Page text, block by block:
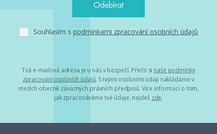
Souhlasím s podmínkami zpracování osobních údajů
Tvá e-mailová adresa je u nás v bezpečí. Přečti si naše podmínky
zpracování osobních údajů. S tvými osobními údaji nakládáme v
mezích obecně závazných právních předpisů. Více informací o tom,
jak zpracováváme tvé údaje, najdeš zde.